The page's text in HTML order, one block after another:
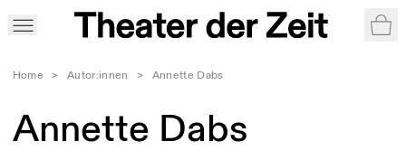
Home > Autor:innen > Annette Dabs
Annette Dabs